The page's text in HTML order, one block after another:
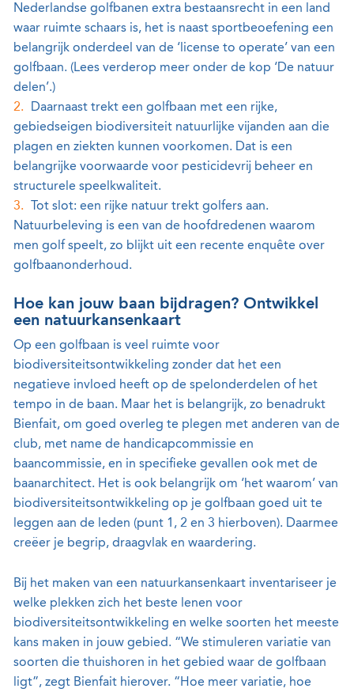
Nederlandse golfbanen extra bestaansrecht in een land
waar ruimte schaars is, het is naast sportbeoefening een
belangrijk onderdeel van de ‘license to operate’ van een
golfbaan. (Lees verderop meer onder de kop ‘De natuur
delen’.)
Daarnaast trekt een golfbaan met een rijke,
gebiedseigen biodiversiteit natuurlijke vijanden aan die
plagen en ziekten kunnen voorkomen. Dat is een
belangrijke voorwaarde voor pesticidevrij beheer en
structurele speelkwaliteit.
Tot slot: een rijke natuur trekt golfers aan.
Natuurbeleving is een van de hoofdredenen waarom
men golf speelt, zo blijkt uit een recente enquête over
golfbaanonderhoud.
Hoe kan jouw baan bijdragen? Ontwikkel
een natuurkansenkaart
Op een golfbaan is veel ruimte voor
biodiversiteitsontwikkeling zonder dat het een
negatieve invloed heeft op de spelonderdelen of het
tempo in de baan. Maar het is belangrijk, zo benadrukt
Bienfait, om goed overleg te plegen met anderen van de
club, met name de handicapcommissie en
baancommissie, en in specifieke gevallen ook met de
baanarchitect. Het is ook belangrijk om ‘het waarom’ van
biodiversiteitsontwikkeling op je golfbaan goed uit te
leggen aan de leden (punt 1, 2 en 3 hierboven). Daarmee
creëer je begrip, draagvlak en waardering.
Bij het maken van een natuurkansenkaart inventariseer je
welke plekken zich het beste lenen voor
biodiversiteitsontwikkeling en welke soorten het meeste
kans maken in jouw gebied. “We stimuleren variatie van
soorten die thuishoren in het gebied waar de golfbaan
ligt”, zegt Bienfait hierover. “Hoe meer variatie, hoe